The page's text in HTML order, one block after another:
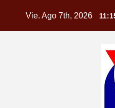
Vie. Ago 7th, 2026